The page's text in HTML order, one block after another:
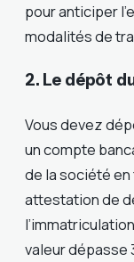
pour anticiper
modalités de
2. Le dépôt
Vous devez
un compte
de la société
attestation de
valeur dépasse